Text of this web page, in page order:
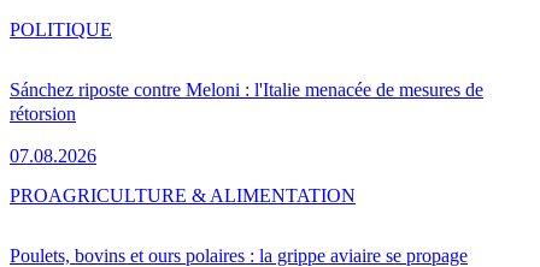
Sánchez riposte contre Meloni : l'Italie menacée de mesures de
rétorsion
07.08.2026
POLITIQUE
Poulets, bovins et ours polaires : la grippe aviaire se propage
PROAGRICULTURE & ALIMENTATION